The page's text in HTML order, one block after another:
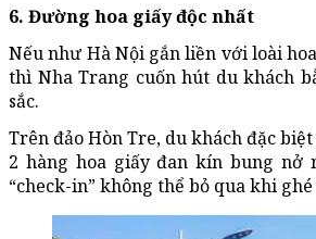
6. Đường hoa giấy độc nhất
Nếu như Hà Nội gắn liền với loài
thì Nha Trang cuốn hút du khách
sắc.
Trên đảo Hòn Tre, du khách đặc
2 hàng hoa giấy đan kín bung nở
“check-in” không thể bỏ qua khi